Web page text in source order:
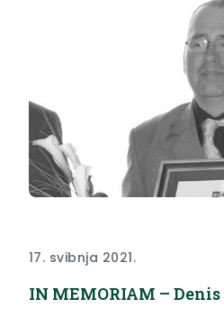
17. svibnja 2021.
IN MEMORIAM –